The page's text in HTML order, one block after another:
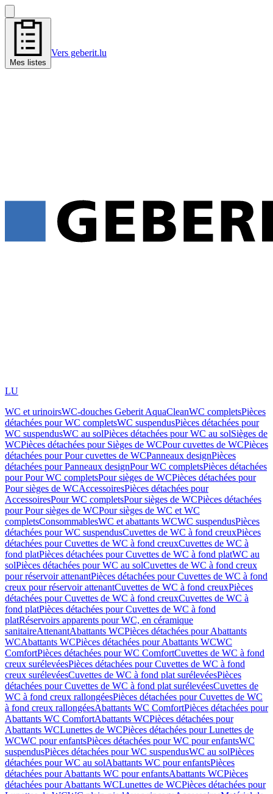
Mes listes
Vers geberit.lu
LU
WC et urinoirsWC-douches Geberit AquaCleanWC completsPièces
détachées pour WC completsWC suspendusPièces détachées pour
WC suspendusWC au solPièces détachées pour WC au solSièges de
WCPièces détachées pour Sièges de WCPour cuvettes de WCPièces
détachées pour Pour cuvettes de WCPanneaux designPièces
détachées pour Panneaux designPour WC completsPièces détachées
pour Pour WC completsPour sièges de WCPièces détachées pour
Pour sièges de WCAccessoiresPièces détachées pour
AccessoiresPour WC completsPour sièges de WCPièces détachées
pour Pour sièges de WCPour sièges de WC et WC
completsConsommablesWC et abattants WCWC suspendusPièces
détachées pour WC suspendusCuvettes de WC à fond creuxPièces
détachées pour Cuvettes de WC à fond creuxCuvettes de WC à
fond platPièces détachées pour Cuvettes de WC à fond platWC au
solPièces détachées pour WC au solCuvettes de WC à fond creux
pour réservoir attenantPièces détachées pour Cuvettes de WC à fond
creux pour réservoir attenantCuvettes de WC à fond creuxPièces
détachées pour Cuvettes de WC à fond creuxCuvettes de WC à
fond platPièces détachées pour Cuvettes de WC à fond
platRéservoirs apparents pour WC, en céramique
sanitaireAttenantAbattants WCPièces détachées pour Abattants
WCAbattants WCPièces détachées pour Abattants WCWC
ComfortPièces détachées pour WC ComfortCuvettes de WC à fond
creux surélevéesPièces détachées pour Cuvettes de WC à fond
creux surélevéesCuvettes de WC à fond plat surélevéesPièces
détachées pour Cuvettes de WC à fond plat surélevéesCuvettes de
WC à fond creux rallongéesPièces détachées pour Cuvettes de WC
à fond creux rallongéesAbattants WC ComfortPièces détachées pour
Abattants WC ComfortAbattants WCPièces détachées pour
Abattants WCLunettes de WCPièces détachées pour Lunettes de
WCWC pour enfantsPièces détachées pour WC pour enfantsWC
suspendusPièces détachées pour WC suspendusWC au solPièces
détachées pour WC au solAbattants WC pour enfantsPièces
détachées pour Abattants WC pour enfantsAbattants WCPièces
détachées pour Abattants WCLunettes de WCPièces détachées pour